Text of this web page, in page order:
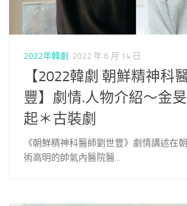
2022年韓劇 2022 年 6 月 14 日
【2022韓劇 朝鮮精神科
豐】劇情.人物介紹～金
起＊古裝劇
《朝鮮精神科醫師劉世豐》劇情講述在
術高明的帥氣內醫院醫...